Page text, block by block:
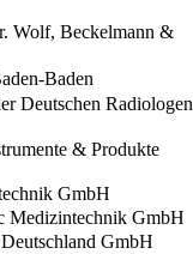
Wolf, Beckelmann &
Baden
Deutschen Radiologen
& Produkte
GmbH
Medizintechnik GmbH
GmbH